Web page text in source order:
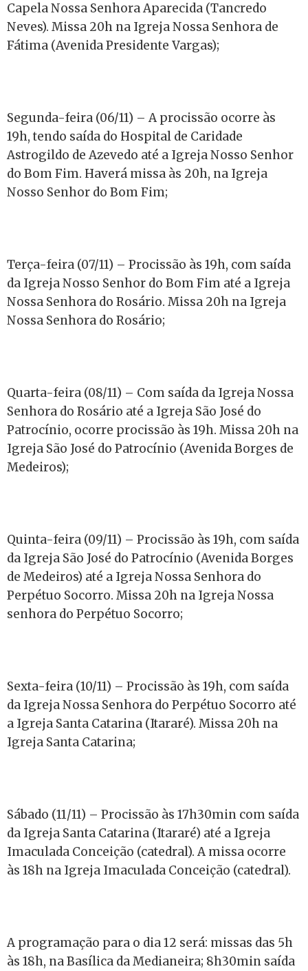
Capela Nossa Senhora Aparecida (Tancredo
Neves). Missa 20h na Igreja Nossa Senhora de
Fátima (Avenida Presidente Vargas);
Segunda-feira (06/11) – A procissão ocorre às
19h, tendo saída do Hospital de Caridade
Astrogildo de Azevedo até a Igreja Nosso Senhor
do Bom Fim. Haverá missa às 20h, na Igreja
Nosso Senhor do Bom Fim;
Terça-feira (07/11) – Procissão às 19h, com saída
da Igreja Nosso Senhor do Bom Fim até a Igreja
Nossa Senhora do Rosário. Missa 20h na Igreja
Nossa Senhora do Rosário;
Quarta-feira (08/11) – Com saída da Igreja Nossa
Senhora do Rosário até a Igreja São José do
Patrocínio, ocorre procissão às 19h. Missa 20h na
Igreja São José do Patrocínio (Avenida Borges de
Medeiros);
Quinta-feira (09/11) – Procissão às 19h, com saída
da Igreja São José do Patrocínio (Avenida Borges
de Medeiros) até a Igreja Nossa Senhora do
Perpétuo Socorro. Missa 20h na Igreja Nossa
senhora do Perpétuo Socorro;
Sexta-feira (10/11) – Procissão às 19h, com saída
da Igreja Nossa Senhora do Perpétuo Socorro até
a Igreja Santa Catarina (Itararé). Missa 20h na
Igreja Santa Catarina;
Sábado (11/11) – Procissão às 17h30min com saída
da Igreja Santa Catarina (Itararé) até a Igreja
Imaculada Conceição (catedral). A missa ocorre
às 18h na Igreja Imaculada Conceição (catedral).
A programação para o dia 12 será: missas das 5h
às 18h, na Basílica da Medianeira; 8h30min saída